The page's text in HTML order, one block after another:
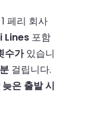
페리 회사
Lines 포함
수가있습니
걸립니다.
은 출발 시